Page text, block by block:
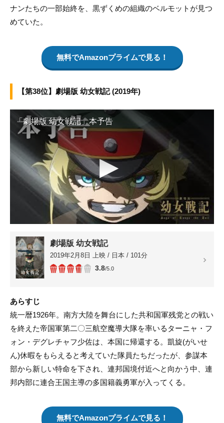
ナンたちの一部始終を、黒ずくめの組織のベルモットが見つ
めていた。
無料でAmazonプライムで見る！
【第38位】劇場版 幼女戦記 (2019年)
「劇場版 幼女戦記」本予告
▶
劇場版 幼女戦記
2019年2月8日 上映 / 日本 / 101分
3.8/5.0
あらすじ
統一暦1926年。南方大陸を舞台にした共和国軍残党との戦い
を終えた帝国軍第二〇三航空魔導大隊を率いるターニャ・フ
ォン・デグレチャフ少佐は、本国に帰還する。凱旋(がいせ
ん)休暇をもらえると考えていた隊員たちだったが、参謀本
部から新しい特命を下され、連邦国境付近へと向かう中、連
邦内部に連合王国主導の多国籍義勇軍が入ってくる。
無料でAmazonプライムで見る！